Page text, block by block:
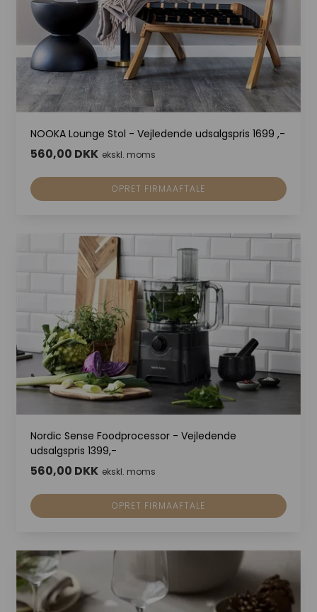
NOOKA Lounge Stol - Vejledende udsalgspris 1699 ,-
560,00 DKK ekskl. moms
OPRET FIRMAAFTALE
Nordic Sense Foodprocessor - Vejledende
udsalgspris 1399,-
560,00 DKK ekskl. moms
OPRET FIRMAAFTALE